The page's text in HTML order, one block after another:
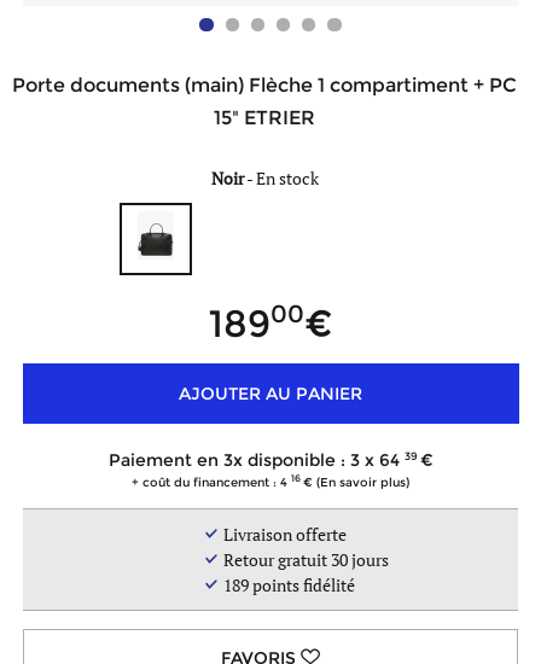
Porte documents (main) Flèche 1 compartiment + PC
15" ETRIER
Noir-En stock
18900
AJOUTER AU PANIER
Paiement en 3x disponible : 3 x 64 39
+ coût du financement : 4 16 (En savoir plus)
Livraison offerte
Retour gratuit 30 jours
189points fidélité